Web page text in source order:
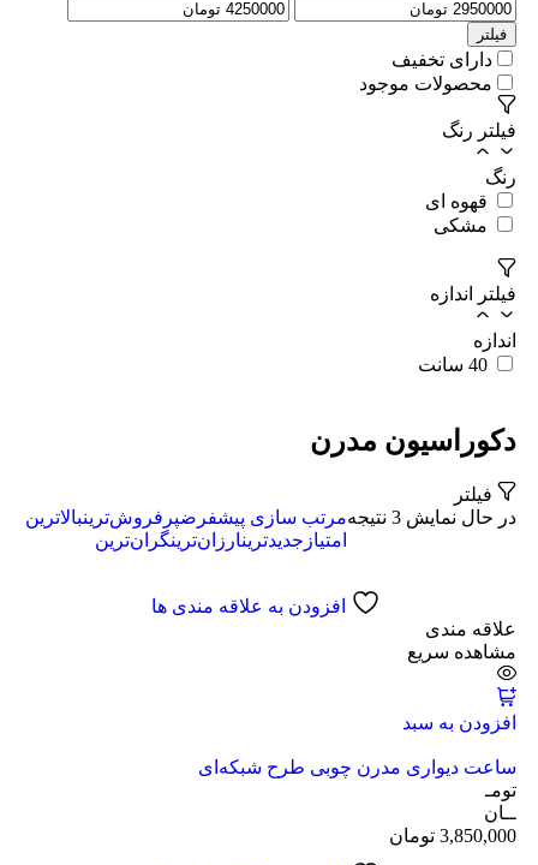
فیلتر
دارای تخفیف
محصولات موجود
فیلتر رنگ
رنگ
قهوه ای
مشکی
فیلتر اندازه
اندازه
دکوراسیون مدرن
فیلتر
در حال نمایش 3 نتیجه
مرتب سازی پیشفرضپرفروش‌ترینبالاترین
امتیاز جدیدترینارزان‌ترینگران‌ترین
افزودن به علاقه مندی ها
علاقه مندی
مشاهده سریع
افزودن به سبد
ساعت دیواری مدرن چوبی طرح شبکه‌ای
تومـ
ــان
3,850,000 تومان